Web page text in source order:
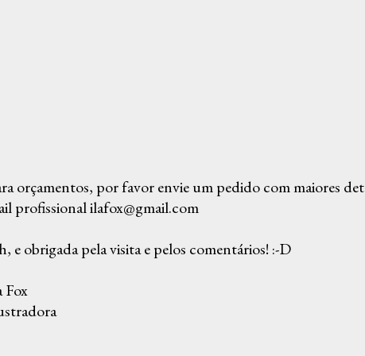
orçamentos, por favor envie um pedido com maiores
profissional ilafox@gmail.com
e obrigada pela visita e pelos comentários! :-D
Fox